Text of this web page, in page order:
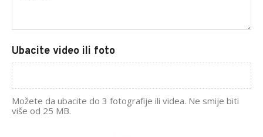
Ubacite video ili foto
Možete da ubacite do 3 fotografije ili videa. Ne smije biti
više od 25 MB.